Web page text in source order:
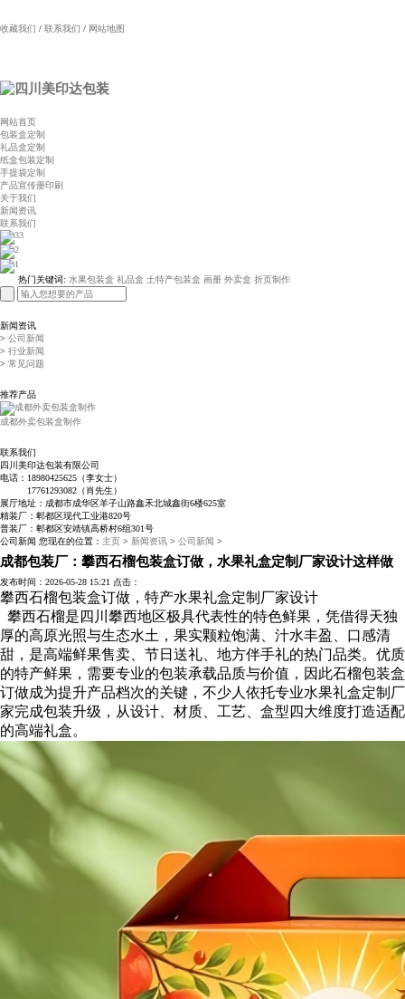
收藏我们 / 联系我们 / 网站地图
网站首页
包装盒定制
礼品盒定制
纸盒包装定制
手提袋定制
产品宣传册印刷
关于我们
新闻资讯
联系我们
热门关键词: 水果包装盒 礼品盒 土特产包装盒 画册 外卖盒 折页制作
新闻资讯
> 公司新闻
> 行业新闻
> 常见问题
推荐产品
成都外卖包装盒制作
联系我们
四川美印达包装有限公司
电话：18980425625（李女士）
17761293082（肖先生）
展厅地址：成都市成华区羊子山路鑫禾北城鑫街6楼625室
精装厂：郫都区现代工业港820号
普装厂：郫都区安靖镇高桥村6组301号
公司新闻 您现在的位置： 主页 > 新闻资讯 > 公司新闻 >
成都包装厂：攀西石榴包装盒订做，水果礼盒定制厂家设计这样做
发布时间：2026-05-28 15:21 点击：
攀西石榴包装盒订做，特产水果礼盒定制厂家设计
攀西石榴是四川攀西地区极具代表性的特色鲜果，凭借得天独
厚的高原光照与生态水土，果实颗粒饱满、汁水丰盈、口感清
甜，是高端鲜果售卖、节日送礼、地方伴手礼的热门品类。优质
的特产鲜果，需要专业的包装承载品质与价值，因此石榴包装盒
订做成为提升产品档次的关键，不少人依托专业水果礼盒定制厂
家完成包装升级，从设计、材质、工艺、盒型四大维度打造适配
的高端礼盒。